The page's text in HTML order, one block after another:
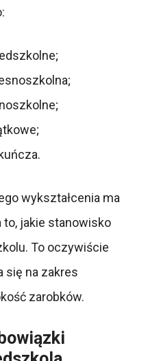
wykształcenia ma
to, jakie stanowisko
To oczywiście
się na zakres
zarobków.